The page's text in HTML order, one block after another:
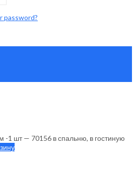
password?
-1 шт — 70156 в спальню, в гостиную